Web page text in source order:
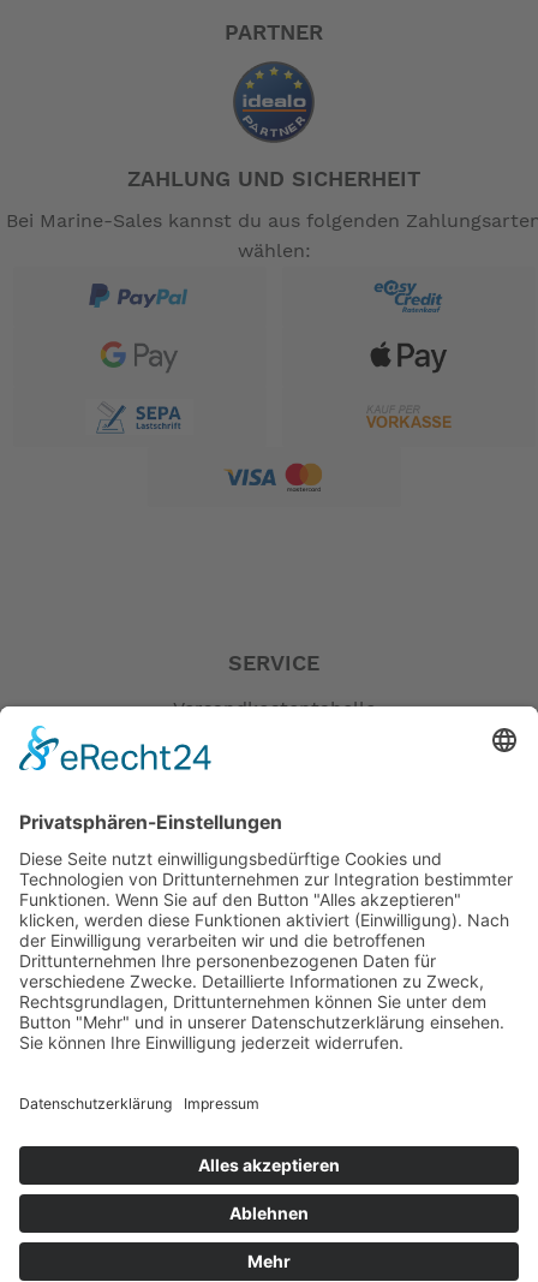
PARTNER
ZAHLUNG UND SICHERHEIT
Bei Marine-Sales kannst du aus folgenden
wählen:
SERVICE
Versandkostentabelle
Impressum
AGB
Öffnungszeiten
Versandpartner
Verfügbarkeiten
Zahlung und Versand
Datenschutz
Widerrufsrecht MS
Widerrufsrecht bei Reparatur
Widerrufsrecht bei Dienstleistungen
Kontakt
Garantiefall